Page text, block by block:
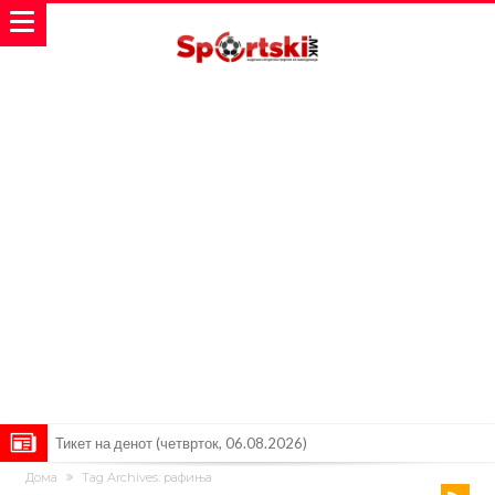
Барселона очекува понуди за Феран Торес
Винисиус ги избриша сите објави на Инстаграм откако Реал му
Дома Tag Archives: рафиња